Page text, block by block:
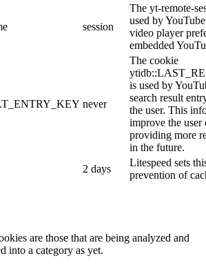
session
The yt-remote-
used by
video player
embedded
never
The cookie
is used by
search result
the user. This
improve the user
providing more
in the future.
2 days
Litespeed sets
prevention of
are those that are being analyzed and
into a category as yet.